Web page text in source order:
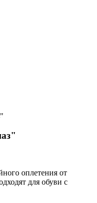
оплетения от
для обуви с